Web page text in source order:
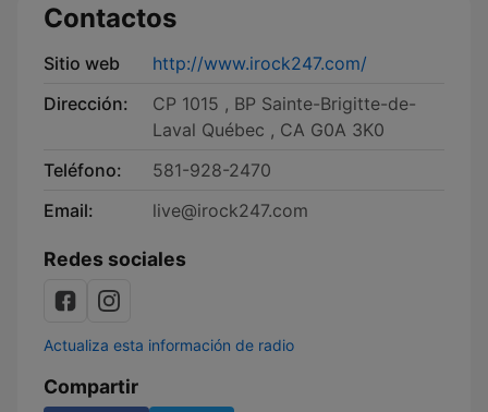
Contactos
Sitio web
http://www.irock247.com/
Dirección:
CP 1015 , BP Sainte-Brigitte-de-
Laval Québec , CA G0A 3K0
Teléfono:
581-928-2470
Email:
live@irock247.com
Redes sociales
Actualiza esta información de radio
Compartir